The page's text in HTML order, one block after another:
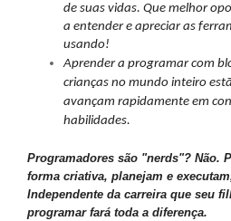
de suas vidas. Que melhor
a entender e apreciar as
usando!
Aprender a programar com
crianças no mundo inteiro
avançam rapidamente em
habilidades.
Programadores são "nerds"? Não.
forma criativa, planejam e
Independente da carreira que seu
programar fará toda a diferença.